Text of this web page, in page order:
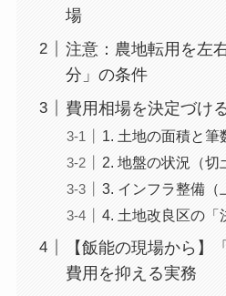
場
注意：農地転用を左
分」の条件
費用相場を決定づけ
1. 土地の面積と筆
2. 地盤の状況（切
3. インフラ整備（
4. 土地改良区の「
【飯能の現場から】
費用を抑える実務